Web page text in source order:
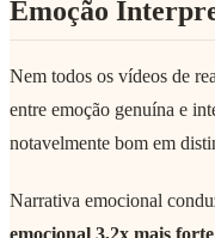
Emoção
Nem todos os vídeos de
entre emoção genuína e
notavelmente bom em
Narrativa emocional
emocional 3,2x mais forte